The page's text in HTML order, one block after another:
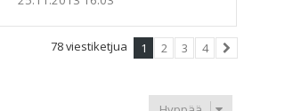
78 viestiketjua 1 2 3
4